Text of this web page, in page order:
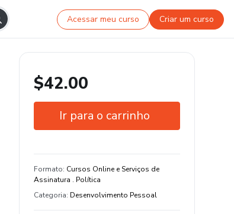
Acessar meu curso Criar um curso
$42.00
Ir para o carrinho
Estude do seu jeito e em qualquer
dispositivo
Formato: Cursos Online e Serviços de
Assinatura . Política
Categoria: Desenvolvimento Pessoal